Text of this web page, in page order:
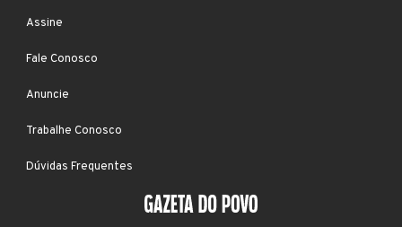
Assine
Fale Conosco
Anuncie
Trabalhe Conosco
Dúvidas Frequentes